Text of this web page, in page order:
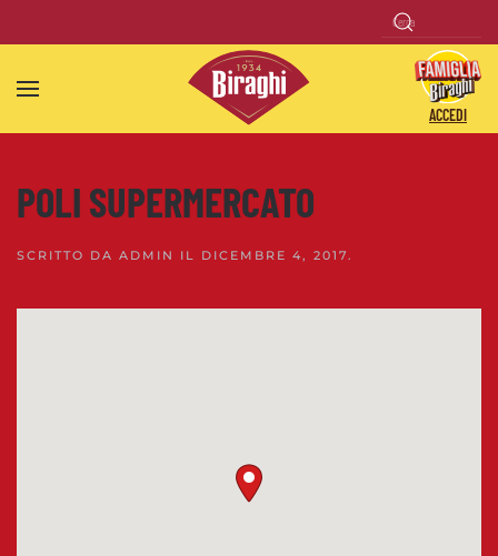
Skip to main content
ACCEDI
POLI SUPERMERCATO
SCRITTO DA ADMIN IL DICEMBRE 4, 2017.